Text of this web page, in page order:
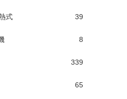
式 39
8
339
65